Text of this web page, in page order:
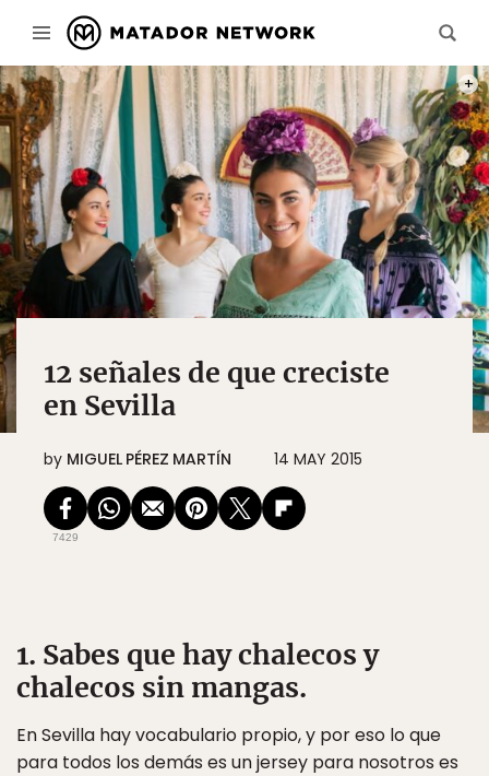
12 señales de que creciste
en Sevilla
by MIGUEL PÉREZ MARTÍN 14 MAY 2015
7429
1. Sabes que hay chalecos y
chalecos sin mangas.
En Sevilla hay vocabulario propio, y por eso lo que
para todos los demás es un jersey para nosotros es